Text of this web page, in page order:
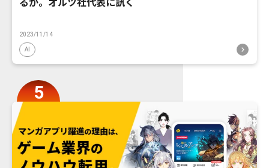
るか。オルツ社代表に訊く
2023/11/14
AI